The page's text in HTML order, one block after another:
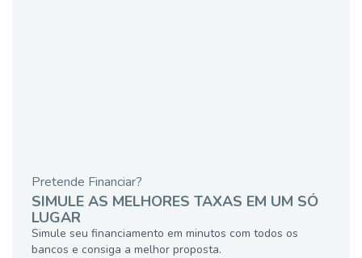
Pretende Financiar?
SIMULE AS MELHORES TAXAS EM UM SÓ
LUGAR
Simule seu financiamento em minutos com todos os
bancos e consiga a melhor proposta.